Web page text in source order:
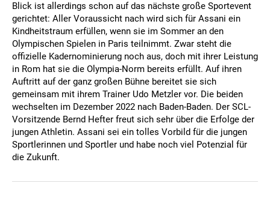
Blick ist allerdings schon auf das nächste große Sportevent
gerichtet: Aller Voraussicht nach wird sich für Assani ein
Kindheitstraum erfüllen, wenn sie im Sommer an den
Olympischen Spielen in Paris teilnimmt. Zwar steht die
offizielle Kadernominierung noch aus, doch mit ihrer Leistung
in Rom hat sie die Olympia-Norm bereits erfüllt. Auf ihren
Auftritt auf der ganz großen Bühne bereitet sie sich
gemeinsam mit ihrem Trainer Udo Metzler vor. Die beiden
wechselten im Dezember 2022 nach Baden-Baden. Der SCL-
Vorsitzende Bernd Hefter freut sich sehr über die Erfolge der
jungen Athletin. Assani sei ein tolles Vorbild für die jungen
Sportlerinnen und Sportler und habe noch viel Potenzial für
die Zukunft.